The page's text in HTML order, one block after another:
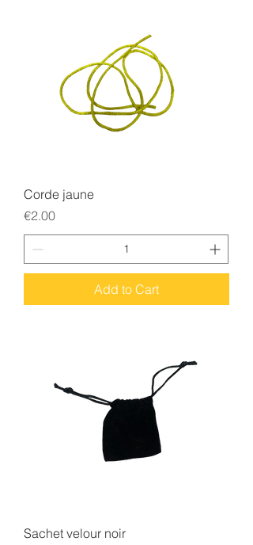
Corde jaune
Price
€2.00
Add to Cart
Sachet velour noir